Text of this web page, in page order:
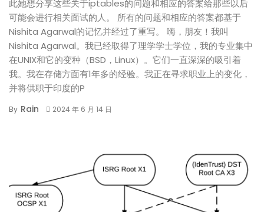
此她想分享这些关于iptables的问题和相应的答案给那些以后
可能会进行相关面试的人。 所有的问题和相应的答案都基于
Nishita Agarwal的记忆并经过了重写。 嗨，朋友！我叫
Nishita Agarwal。我已经取得了理学学士学位，我的专业集中
在UNIX和它的变种（BSD，Linux）。它们一直深深的吸引着
我。我在存储方面有1年多的经验。我正在寻求职业上的变化，
并将供职于印度的P
By Rain 2024 年 6 月 14 日